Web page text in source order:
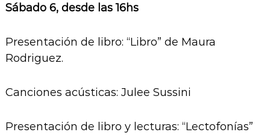
Sábado 6, desde las 16hs
Presentación de libro: “Libro” de Maura
Rodriguez.
Canciones acústicas: Julee Sussini
Presentación de libro y lecturas: “Lectofonías”